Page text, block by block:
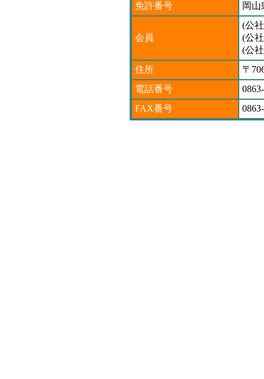
免許番号
岡山
会員
(公
(公
(公
住所
〒
電話番号
FAX番号